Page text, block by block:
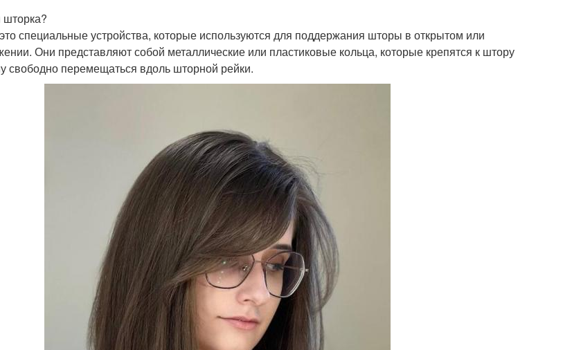
шторка?
специальные устройства, которые используются для поддержания шторы в открытом или
Они представляют собой металлические или пластиковые кольца, которые крепятся к штору
свободно перемещаться вдоль шторной рейки.